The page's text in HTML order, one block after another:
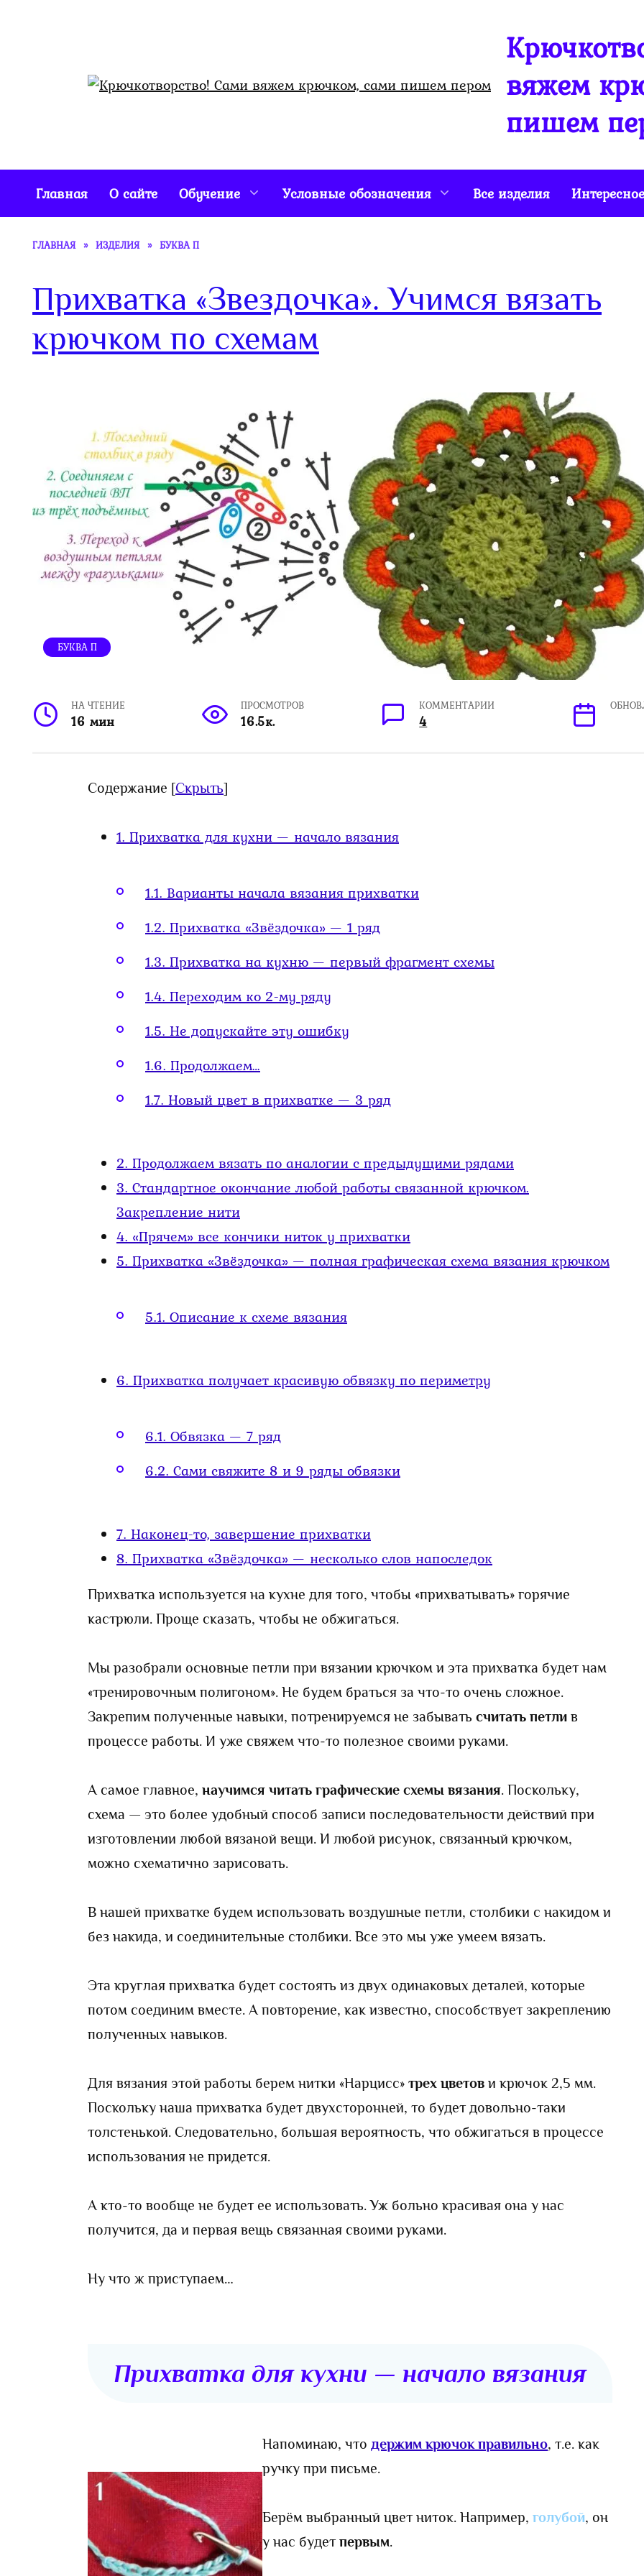
вяжем
пишем
Главная О сайте Обучение Условные обозначения Все изделия Интересное
ГЛАВНАЯ » ИЗДЕЛИЯ » БУКВА П
Прихватка «Звездочка». Учимся вязать
крючком по схемам
БУКВА П
НА ЧТЕНИЕ
16 мин
ПРОСМОТРОВ
16.5к.
КОММЕНТАРИИ
4
Содержание [Скрыть]
1.Прихватка для кухни — начало вязания
1.1.Варианты начала вязания прихватки
1.2.Прихватка «Звёздочка» — 1 ряд
1.3.Прихватка на кухню — первый фрагмент схемы
1.4.Переходим ко 2-му ряду
1.5.Не допускайте эту ошибку
1.6.Продолжаем…
1.7.Новый цвет в прихватке — 3 ряд
2.Продолжаем вязать по аналогии с предыдущими рядами
3.Стандартное окончание любой работы связанной крючком.
Закрепление нити
4.«Прячем» все кончики ниток у прихватки
5.Прихватка «Звёздочка» — полная графическая схема вязания крючком
5.1.Описание к схеме вязания
6.Прихватка получает красивую обвязку по периметру
6.1.Обвязка — 7 ряд
6.2.Сами свяжите 8 и 9 ряды обвязки
7.Наконец-то, завершение прихватки
8.Прихватка «Звёздочка» — несколько слов напоследок
Прихватка используется на кухне для того, чтобы «прихватывать» горячие
кастрюли. Проще сказать, чтобы не обжигаться.
Мы разобрали основные петли при вязании крючком и эта прихватка будет нам
«тренировочным полигоном». Не будем браться за что-то очень сложное.
Закрепим полученные навыки, потренируемся не забывать считать петли в
процессе работы. И уже свяжем что-то полезное своими руками.
А самое главное, научимся читать графические схемы вязания. Поскольку,
схема — это более удобный способ записи последовательности действий при
изготовлении любой вязаной вещи. И любой рисунок, связанный крючком,
можно схематично зарисовать.
В нашей прихватке будем использовать воздушные петли, столбики с накидом и
без накида, и соединительные столбики. Все это мы уже умеем вязать.
Эта круглая прихватка будет состоять из двух одинаковых деталей, которые
потом соединим вместе. А повторение, как известно, способствует закреплению
полученных навыков.
Для вязания этой работы берем нитки «Нарцисс» трех цветов и крючок 2,5 мм.
Поскольку наша прихватка будет двухсторонней, то будет довольно-таки
толстенькой. Следовательно, большая вероятность, что обжигаться в процессе
использования не придется.
А кто-то вообще не будет ее использовать. Уж больно красивая она у нас
получится, да и первая вещь связанная своими руками.
Ну что ж приступаем…
Прихватка для кухни — начало вязания
Напоминаю, что держим крючок правильно, т.е. как
ручку при письме.
Берём выбранный цвет ниток. Например,голубой, он
у нас будетпервым.